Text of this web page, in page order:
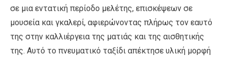
σε μια εντατική περίοδο μελέτης, επισκέψεων σε
μουσεία και γκαλερί, αφιερώνοντας πλήρως τον εαυτό
της στην καλλιέργεια της ματιάς και της αισθητικής
της. Αυτό το πνευματικό ταξίδι απέκτησε υλική μορφή